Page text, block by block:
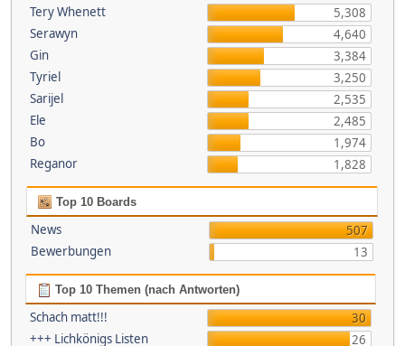
Tery Whenett
5,308
Serawyn
4,640
Gin
3,384
Tyriel
3,250
Sarijel
2,535
Ele
2,485
Bo
1,974
Reganor
1,828
Top 10 Boards
News
507
Bewerbungen
13
Top 10 Themen (nach Antworten)
Schach matt!!!
30
+++ Lichkönigs Listen
26